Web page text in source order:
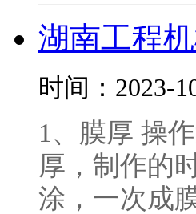
湖南工程
时间：2023-
1、膜厚 操
厚，制作的
涂，一次成